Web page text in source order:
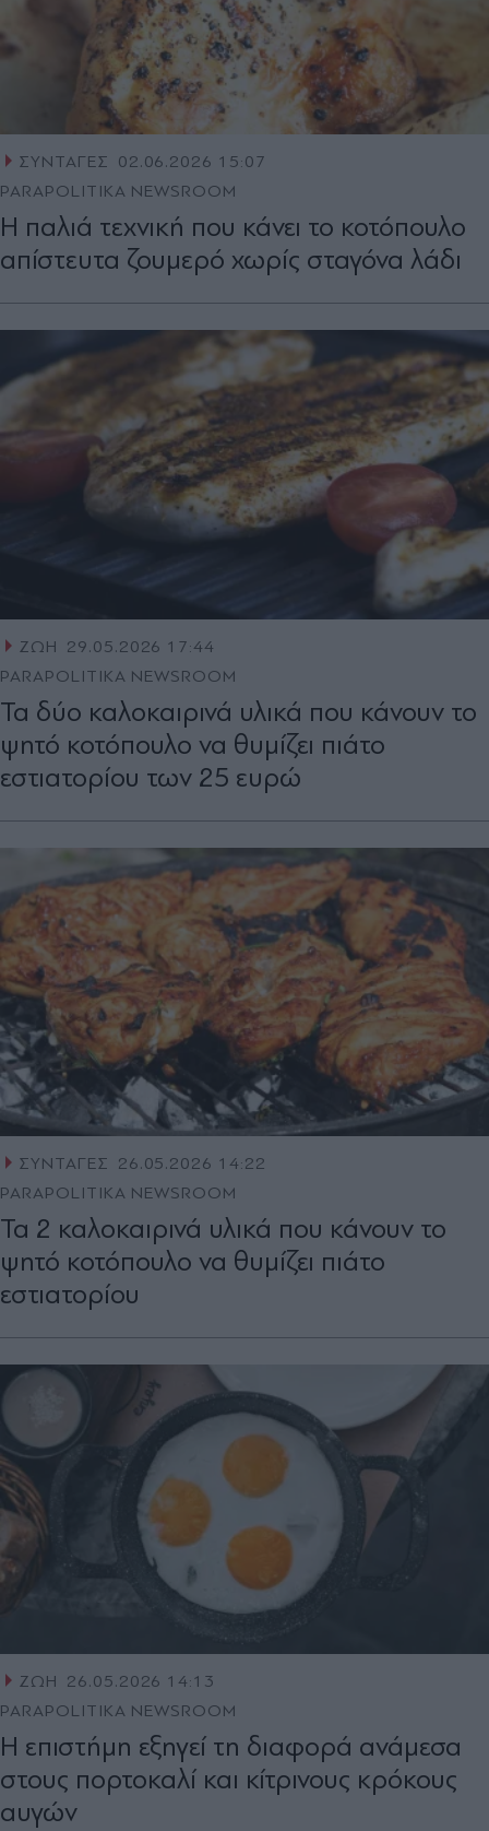
ΣΥΝΤΑΓΕΣ
02.06.2026 15:07
PARAPOLITIKA NEWSROOM
Η παλιά τεχνική που κάνει το κοτόπουλο
απίστευτα ζουμερό χωρίς σταγόνα λάδι
ΖΩΗ
29.05.2026 17:44
PARAPOLITIKA NEWSROOM
Τα δύο καλοκαιρινά υλικά που κάνουν το
ψητό κοτόπουλο να θυμίζει πιάτο
εστιατορίου των 25 ευρώ
ΣΥΝΤΑΓΕΣ
26.05.2026 14:22
PARAPOLITIKA NEWSROOM
Τα 2 καλοκαιρινά υλικά που κάνουν το
ψητό κοτόπουλο να θυμίζει πιάτο
εστιατορίου
ΖΩΗ
26.05.2026 14:13
PARAPOLITIKA NEWSROOM
Η επιστήμη εξηγεί τη διαφορά ανάμεσα
στους πορτοκαλί και κίτρινους κρόκους
αυγών